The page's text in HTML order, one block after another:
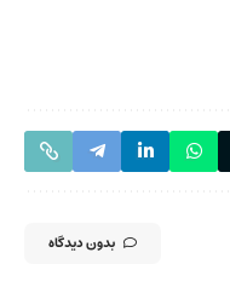
بدون دیدگاه